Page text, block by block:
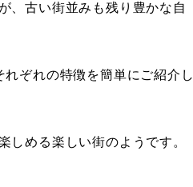
、古い街並みも残り豊かな自
ぞれの特徴を簡単にご紹介し
しめる楽しい街のようです。